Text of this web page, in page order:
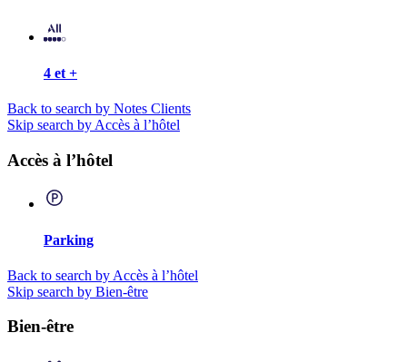
4 et +
Back to search by Notes Clients
Skip search by Accès à l’hôtel
Accès à l’hôtel
Parking
Back to search by Accès à l’hôtel
Skip search by Bien-être
Bien-être